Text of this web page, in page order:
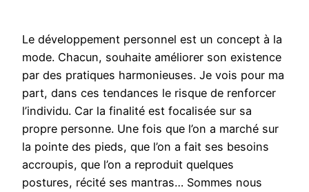
Le développement personnel est un concept à la
mode. Chacun, souhaite améliorer son existence
par des pratiques harmonieuses. Je vois pour ma
part, dans ces tendances le risque de renforcer
l’individu. Car la finalité est focalisée sur sa
propre personne. Une fois que l’on a marché sur
la pointe des pieds, que l’on a fait ses besoins
accroupis, que l’on a reproduit quelques
postures, récité ses mantras… Sommes nous